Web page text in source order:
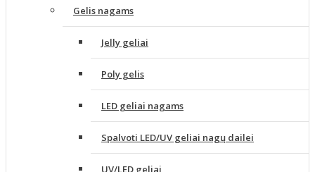
Gelis nagams
Jelly geliai
Poly gelis
LED geliai nagams
Spalvoti LED/UV geliai nagų dailei
UV/LED geliai